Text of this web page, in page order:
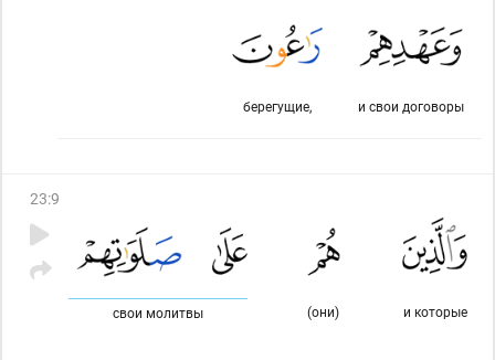
и свои договоры
берегущие,
23:9
и которые
(они)
свои молитвы